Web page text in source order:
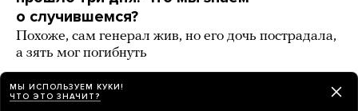
о случившемся?
Похоже, сам генерал жив, но его дочь пострадала,
а зять мог погибнуть
МЫ ИСПОЛЬЗУЕМ КУКИ!
ЧТО ЭТО ЗНАЧИТ?